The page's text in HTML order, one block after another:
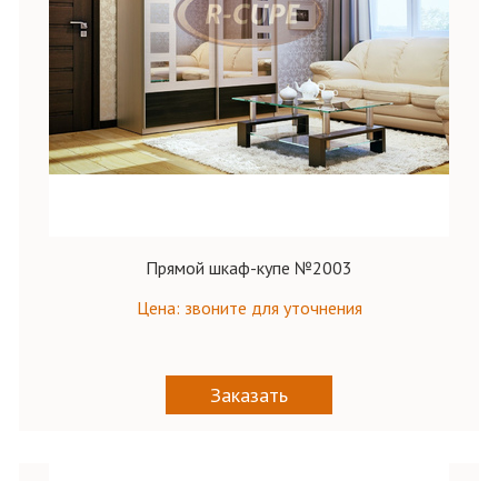
Прямой шкаф-купе №2003
Цена: звоните для уточнения
Заказать